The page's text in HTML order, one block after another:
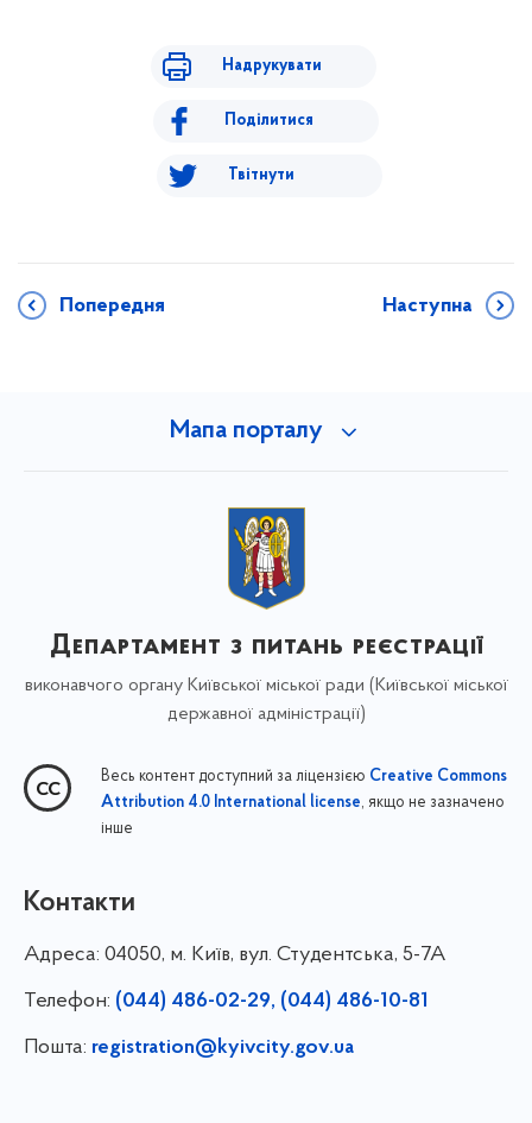
Надрукувати
Поділитися
Твітнути
Попередня Наступна
Мапа порталу
Департамент з питань реєстрації
виконавчого органу Київської міської ради (Київської міської
державної адміністрації)
Весь контент доступний за ліцензією Creative Commons
Attribution 4.0 International license, якщо не зазначено
інше
Контакти
Адреса: 04050, м. Київ, вул. Студентська, 5-7А
Телефон: (044) 486-02-29, (044) 486-10-81
Пошта: registration@kyivcity.gov.ua